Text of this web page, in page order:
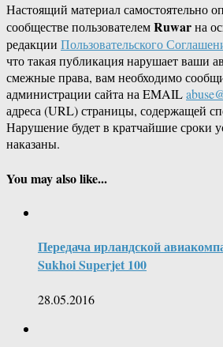
Настоящий материал самостоятельно
сообществе пользователемRuwarна
редакции Пользовательского
что такая публикация нарушает ваши
смежные права, вам необходимо
администрации сайта на EMAIL
адреса (URL) страницы, содержащей
Нарушение будет в кратчайшие сроки
наказаны.
You may also like...
Передача ирландской
Sukhoi Superjet 100
28.05.2016